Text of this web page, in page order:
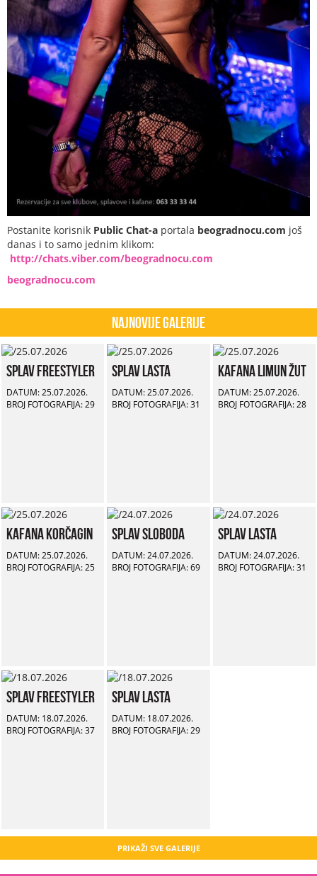
Postanite korisnik Public Chat-a portala beogradnocu.com još
danas i to samo jednim klikom:
http://chats.viber.com/beogradnocu.com
beogradnocu.com
Najnovije Galerije
Splav Freestyler
DATUM: 25.07.2026.
BROJ FOTOGRAFIJA: 29
Splav Lasta
DATUM: 25.07.2026.
BROJ FOTOGRAFIJA: 31
Kafana Limun Žut
DATUM: 25.07.2026.
BROJ FOTOGRAFIJA: 28
Kafana Korčagin
DATUM: 25.07.2026.
BROJ FOTOGRAFIJA: 25
Splav Sloboda
DATUM: 24.07.2026.
BROJ FOTOGRAFIJA: 69
Splav Lasta
DATUM: 24.07.2026.
BROJ FOTOGRAFIJA: 31
Splav Freestyler
DATUM: 18.07.2026.
BROJ FOTOGRAFIJA: 37
Splav Lasta
DATUM: 18.07.2026.
BROJ FOTOGRAFIJA: 29
PRIKAŽI SVE GALERIJE